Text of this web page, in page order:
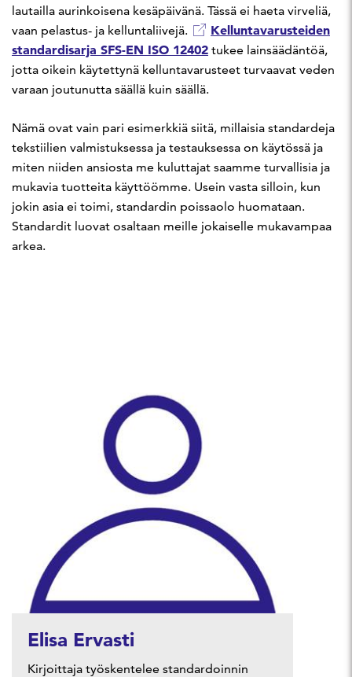
lautailla aurinkoisena kesäpäivänä. Tässä ei haeta virveliä,
vaan pelastus- ja kelluntaliivejä.
Kelluntavarusteiden
standardisarja SFS-EN ISO 12402 tukee lainsäädäntöä,
jotta oikein käytettynä kelluntavarusteet turvaavat veden
varaan joutunutta säällä kuin säällä.
Nämä ovat vain pari esimerkkiä siitä, millaisia standardeja
tekstiilien valmistuksessa ja testauksessa on käytössä ja
miten niiden ansiosta me kuluttajat saamme turvallisia ja
mukavia tuotteita käyttöömme. Usein vasta silloin, kun
jokin asia ei toimi, standardin poissaolo huomataan.
Standardit luovat osaltaan meille jokaiselle mukavampaa
arkea.
Elisa Ervasti
Kirjoittaja työskentelee standardoinnin